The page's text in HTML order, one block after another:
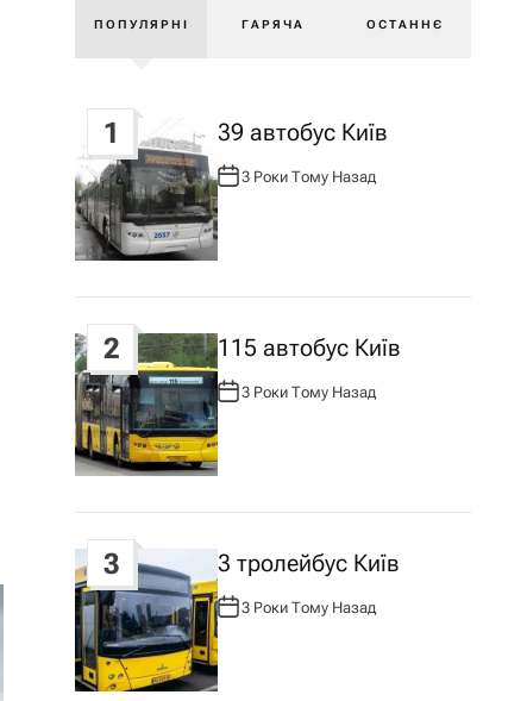
ПОПУЛЯРНІ ГАРЯЧА ОСТАННЄ
1 39 автобус Київ
А
В
Т
О
Р
:
3 Роки Тому Назад
2 115 автобус Київ
А
Т
О
Р
:
3 Роки Тому Назад
3 3 тролейбус Київ
А
В
Т
О
Р
:
3 Роки Тому Назад